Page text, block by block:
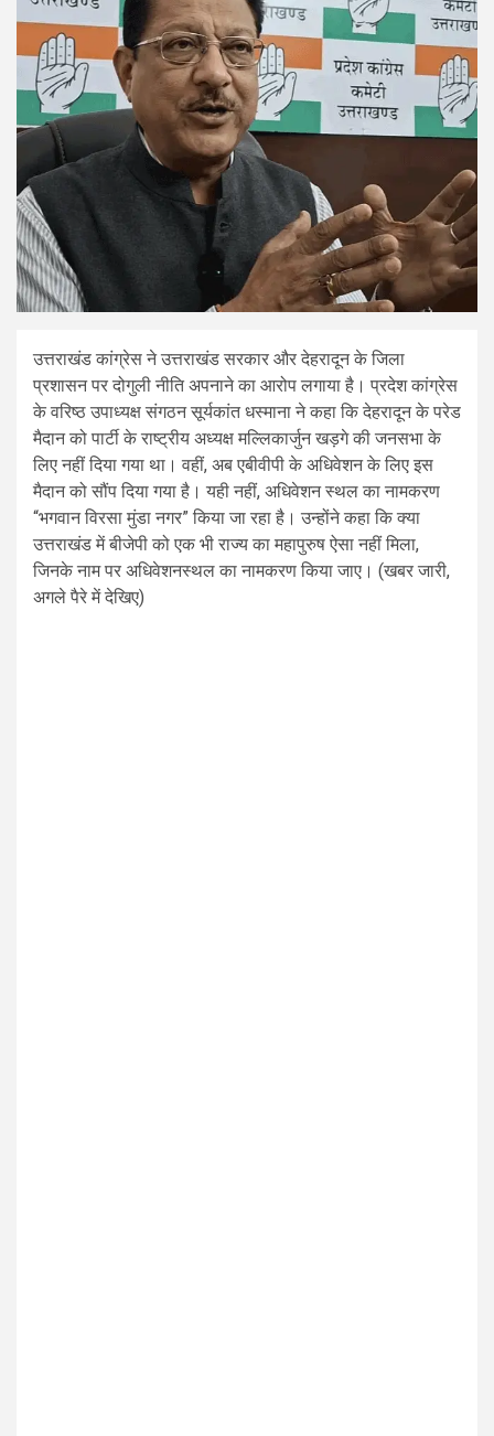
उत्तराखंड कांग्रेस ने उत्तराखंड सरकार और देहरादून के जिला
प्रशासन पर दोगुली नीति अपनाने का आरोप लगाया है। प्रदेश कांग्रेस
के वरिष्ठ उपाध्यक्ष संगठन सूर्यकांत धस्माना ने कहा कि देहरादून के परेड
मैदान को पार्टी के राष्ट्रीय अध्यक्ष मल्लिकार्जुन खड़गे की जनसभा के
लिए नहीं दिया गया था। वहीं, अब एबीवीपी के अधिवेशन के लिए इस
मैदान को सौंप दिया गया है। यही नहीं, अधिवेशन स्थल का नामकरण
“भगवान विरसा मुंडा नगर” किया जा रहा है। उन्होंने कहा कि क्या
उत्तराखंड में बीजेपी को एक भी राज्य का महापुरुष ऐसा नहीं मिला,
जिनके नाम पर अधिवेशनस्थल का नामकरण किया जाए। (खबर जारी,
अगले पैरे में देखिए)